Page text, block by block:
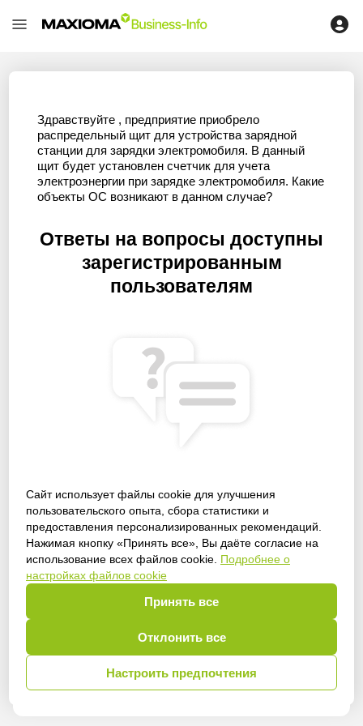
Сайт использует файлы cookie для улучшения
пользовательского опыта, сбора статистики и
предоставления персонализированных рекомендаций.
Нажимая кнопку «Принять все», Вы даёте согласие на
использование всех файлов cookie. Подробнее о
настройках файлов cookie
Принять все
Отклонить все
Настроить предпочтения
Здравствуйте , предприятие приобрело
распредельный щит для устройства зарядной
станции для зарядки электромобиля. В данный
щит будет установлен счетчик для учета
электроэнергии при зарядке электромобиля. Какие
объекты ОС возникают в данном случае?
Ответы на вопросы доступны
зарегистрированным
пользователям
Получить доступ